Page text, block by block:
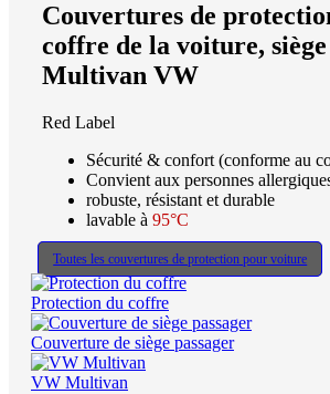
Couvertures de
coffre de la voiture, siège
Multivan VW
Red Label
Sécurité & confort (conforme au
Convient aux personnes
robuste, résistant et durable
lavable à 95°C
Toutes les couvertures de protection pour voiture
Protection du coffre
Couverture de siège passager
VW Multivan